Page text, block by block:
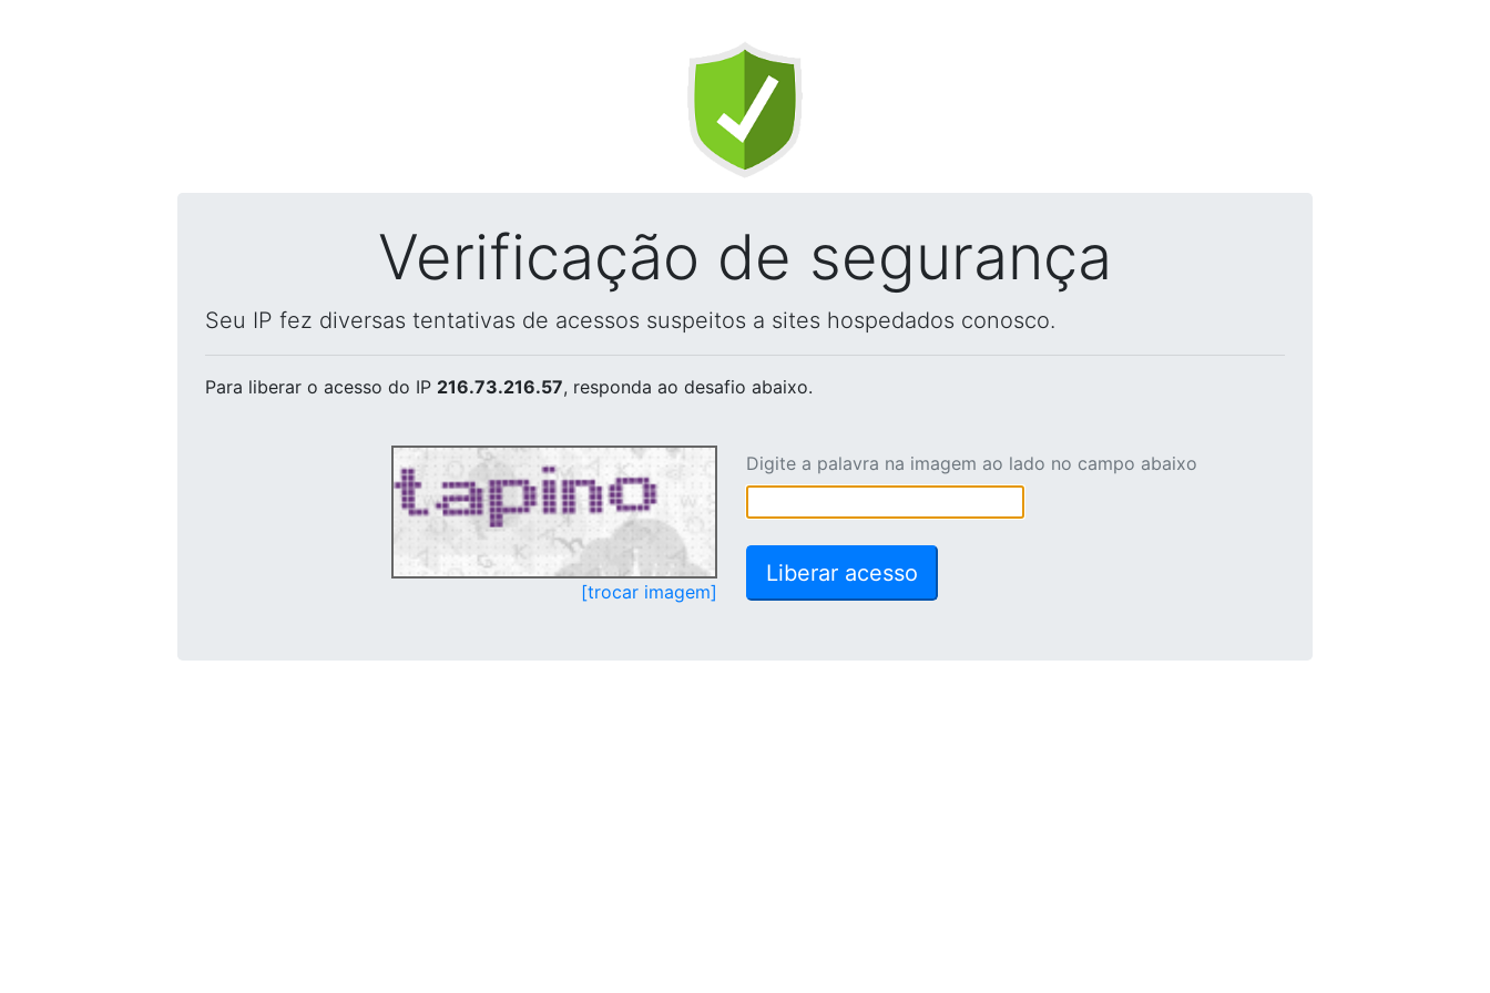
Verificação de segurança
Seu IP fez diversas tentativas de acessos suspeitos a sites hospedados conosco.
Para liberar o acesso do IP 216.73.216.57, responda ao desafio abaixo.
[trocar imagem]
Digite a palavra na imagem ao lado no campo abaixo